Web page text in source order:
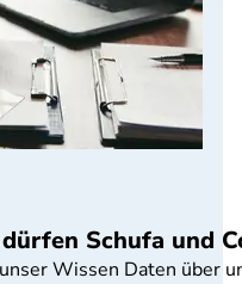
Schufa und
Wissen Daten über